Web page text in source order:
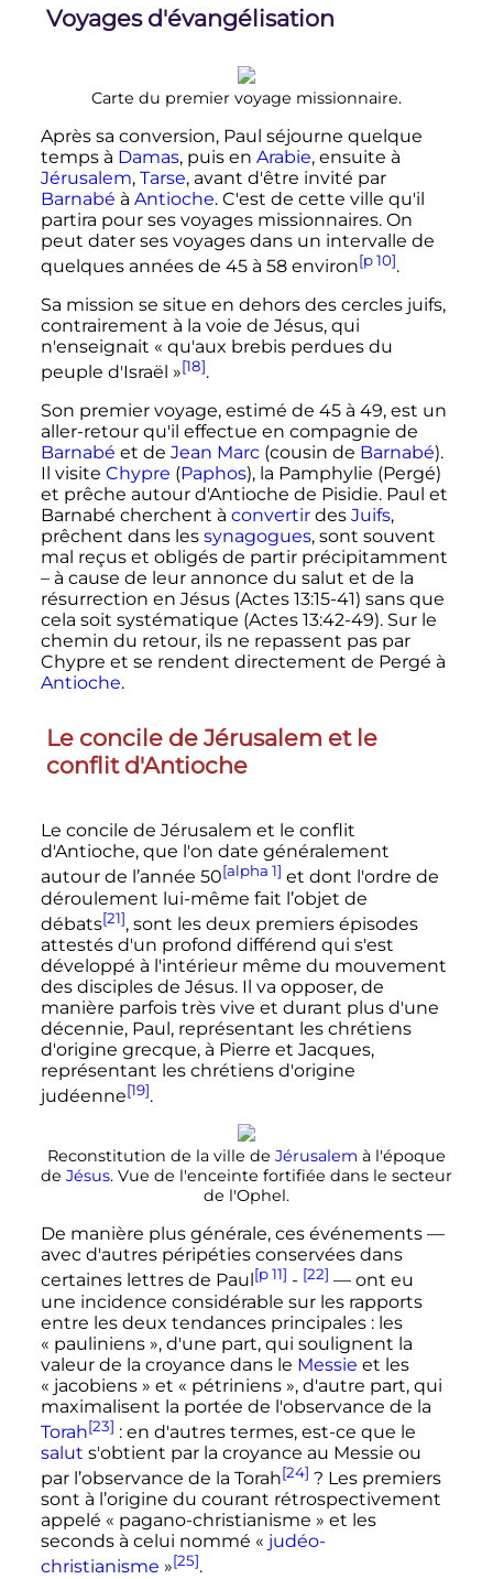
Voyages d'évangélisation
Carte du premier voyage missionnaire.
Après sa conversion, Paul séjourne quelque
temps à Damas, puis en Arabie, ensuite à
Jérusalem, Tarse, avant d'être invité par
Barnabé à Antioche. C'est de cette ville qu'il
partira pour ses voyages missionnaires. On
peut dater ses voyages dans un intervalle de
quelques années de 45 à 58 environ[p 10].
Sa mission se situe en dehors des cercles juifs,
contrairement à la voie de Jésus, qui
n'enseignait « qu'aux brebis perdues du
peuple d'Israël »[18].
Son premier voyage, estimé de 45 à 49, est un
aller-retour qu'il effectue en compagnie de
Barnabé et de Jean Marc(cousin de Barnabé).
Il visite Chypre (Paphos), la Pamphylie (Pergé)
et prêche autour d'Antioche de Pisidie. Paul et
Barnabé cherchent à convertirdes Juifs,
prêchent dans les synagogues, sont souvent
mal reçus et obligés de partir précipitamment
– à cause de leur annonce du salut et de la
résurrection en Jésus (Actes 13:15-41) sans que
cela soit systématique (Actes 13:42-49). Sur le
chemin du retour, ils ne repassent pas par
Chypre et se rendent directement de Pergé à
Antioche.
Le concile de Jérusalem et le
conflit d'Antioche
Le concile de Jérusalem et le conflit
d'Antioche, que l'on date généralement
autour de l’année 50[alpha 1] et dont l'ordre de
déroulement lui-même fait l’objet de
débats[21], sont les deux premiers épisodes
attestés d'un profond différend qui s'est
développé à l'intérieur même du mouvement
des disciples de Jésus. Il va opposer, de
manière parfois très vive et durant plus d'une
décennie, Paul, représentant les chrétiens
d'origine grecque, à Pierre et Jacques,
représentant les chrétiens d'origine
judéenne[19].
Reconstitution de la ville de Jérusalem à l'époque
de Jésus. Vue de l'enceinte fortifiée dans le secteur
de l'Ophel.
De manière plus générale, ces événements —
avec d'autres péripéties conservées dans
certaines lettres de Paul [p 11] - [22] —ont eu
une incidence considérable sur les rapports
entre les deux tendances principales : les
« pauliniens », d'une part, qui soulignent la
valeur de la croyance dans le Messie et les
« jacobiens » et « pétriniens », d'autre part, qui
maximalisent la portée de l'observance de la
Torah[23] : en d'autres termes, est-ce que le
salut s'obtient par la croyance au Messie ou
par l’observance de la Torah[24] ? Les premiers
sont à l’origine du courant rétrospectivement
appelé « pagano-christianisme » et les
seconds à celui nommé « judéo-
christianisme »[25].